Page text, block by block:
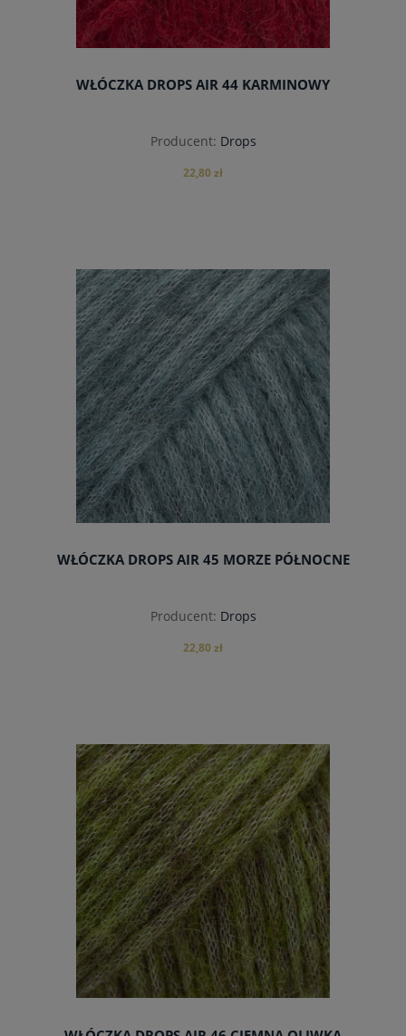
WŁÓCZKA DROPS AIR 44 KARMINOWY
Producent: Drops
22,80 zł
do koszyka
WŁÓCZKA DROPS AIR 45 MORZE PÓŁNOCNE
Producent: Drops
22,80 zł
do koszyka